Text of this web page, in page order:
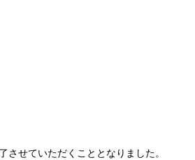
せていただくこととなりました。